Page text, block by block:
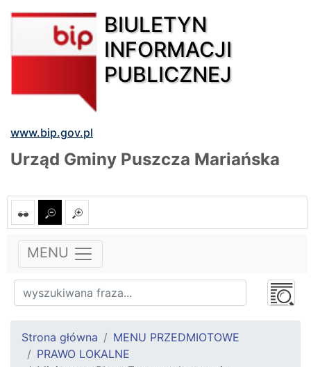
BIULETYN
INFORMACJI
PUBLICZNEJ
www.bip.gov.pl
Urząd Gminy Puszcza Mariańska
MENU
Strona główna
MENU PRZEDMIOTOWE
PRAWO LOKALNE